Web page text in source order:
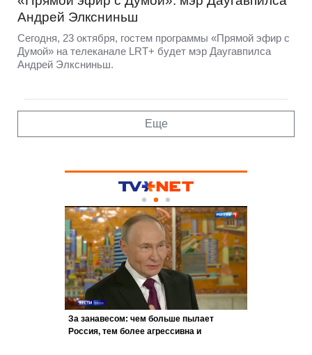
Андрей Элксниньш
Сегодня, 23 октября, гостем программы «Прямой эфир с
Думой» на телеканале LRT+ будет мэр Даугавпилса
Андрей Элксниньш.
Еще